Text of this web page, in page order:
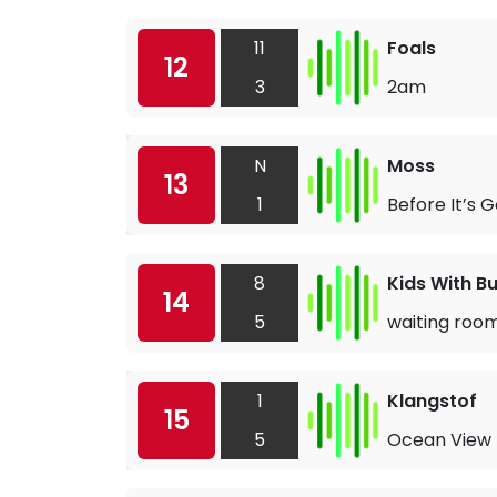
12
11
3
Foals
2am
13
N
1
Moss
Before It’s
14
8
5
Kids With
waiting
15
1
5
Klangstof
Ocean View